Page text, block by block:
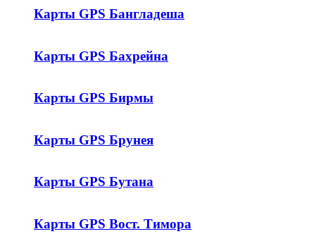
Карты GPS Бангладеша
Карты GPS Бахрейна
Карты GPS Бирмы
Карты GPS Брунея
Карты GPS Бутана
Карты GPS Вост. Тимора